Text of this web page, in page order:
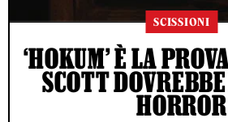
SCISSIONI
‘HOKUM’ È LA
SCOTT
HORROR